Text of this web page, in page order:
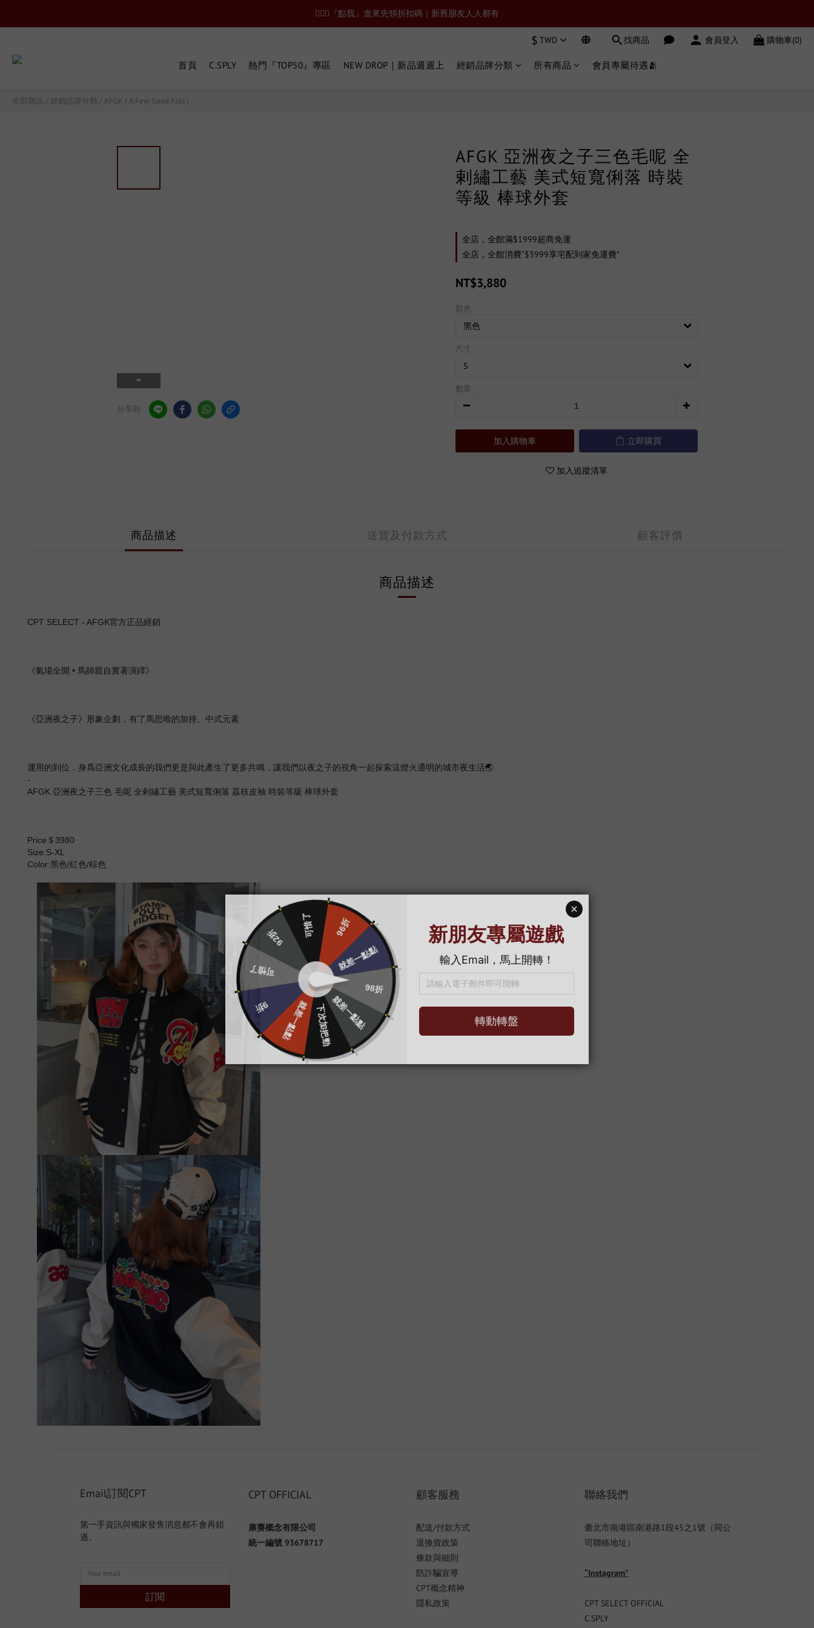
🙋🏻‍♂️『點我』進來先領折扣碼｜新舊朋友人人都有
$ TWD 找商品 會員登入 購物車(0)
首頁 C.SPLY 熱門『TOP50』專區 NEW DROP｜新品週週上 經銷品牌分類 所有商品 會員專屬待遇🫂
全部商品 / 經銷品牌分類 / AFGK ( A Few Good Kids )
分享到
AFGK 亞洲夜之子三色毛呢 全
剌繡工藝 美式短寬俐落 時裝
等級 棒球外套
全店，全館滿$1999超商免運
全店，全館消費“$3999享宅配到家免運費”
NT$3,880
顏色
尺寸
數量
加入購物車 立即購買
加入追蹤清單
商品描述 送貨及付款方式 顧客評價
商品描述
CPT SELECT - AFGK官方正品經銷
《氣場全開 • 馬師親自實著演繹》
《亞洲夜之子》形象企劃，有了馬思唯的加持、中式元素
運用的到位，身爲亞洲文化成長的我們更是與此產生了更多共鳴，讓我們以夜之子的視角一起探索這燈火通明的城市夜生活🌏
-
AFGK 亞洲夜之子三色 毛呢 全剌繡工藝 美式短寬俐落 荔枝皮袖 時裝等級 棒球外套
Price＄3980
Size:S-XL
Color:黑色/紅色/棕色
Email訂閱CPT
第一手資訊與獨家發售消息都不會再錯
過。
訂閱
CPT OFFICIAL
康賽概念有限公司
統一編號 93678717
顧客服務
配送/付款方式
退換貨政策
條款與細則
防詐騙宣導
CPT概念精神
隱私政策
聯絡我們
臺北市南港區南港路1段45之1號（同公
司聯絡地址）
“Instagram"
CPT SELECT OFFICIAL
C.SPLY